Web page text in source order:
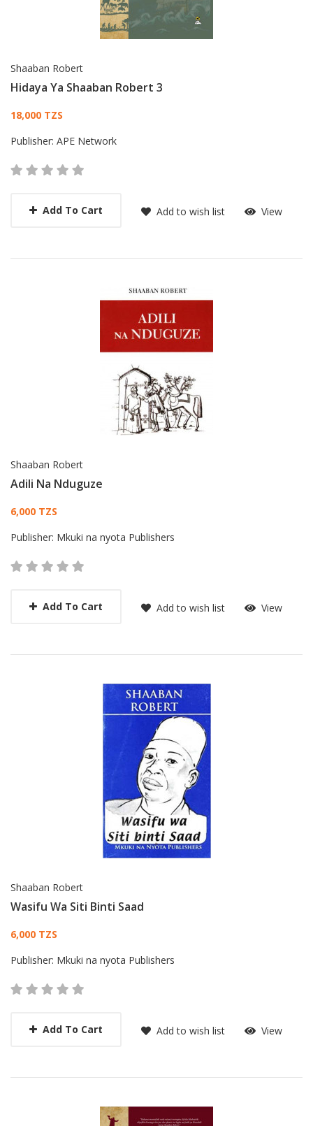
Shaaban Robert
Hidaya Ya Shaaban Robert 3
Card List Article
18,000 TZS
Publisher: APE Network
Add To Cart Add to wish list View
Shaaban Robert
Adili Na Nduguze
Card List Article
6,000 TZS
Publisher: Mkuki na nyota Publishers
Add To Cart Add to wish list View
Shaaban Robert
Wasifu Wa Siti Binti Saad
Card List Article
6,000 TZS
Publisher: Mkuki na nyota Publishers
Add To Cart Add to wish list View